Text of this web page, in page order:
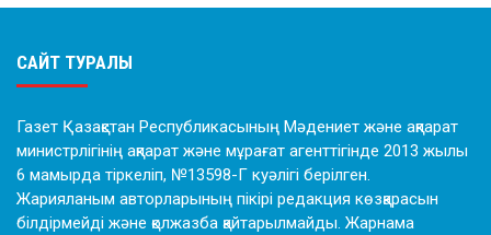
САЙТ ТУРАЛЫ
Газет Қазақстан Республикасының Мәдениет және ақпарат
министрлігінің ақпарат және мұрағат агенттігінде 2013 жылы
6 мамырда тіркеліп, №13598-Г куәлігі берілген.
Жарияланым авторларының пікірі редакция көзқарасын
білдірмейді және қолжазба қайтарылмайды. Жарнама